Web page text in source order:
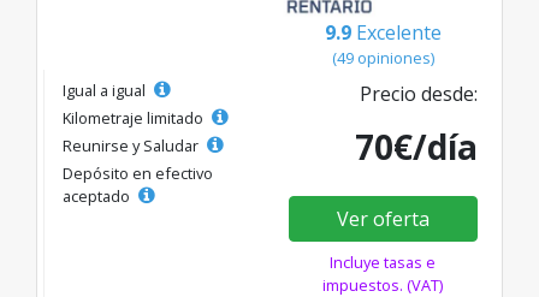
9.9 Excelente
(49 opiniones)
Igual a igual
Kilometraje limitado
Reunirse y Saludar
Depósito en efectivo
aceptado
Precio desde:
70€/día
Ver oferta
Incluye tasas e
impuestos. (VAT)